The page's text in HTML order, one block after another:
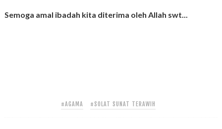
Semoga amal ibadah kita diterima oleh Allah swt...
#AGAMA #SOLAT SUNAT TERAWIH